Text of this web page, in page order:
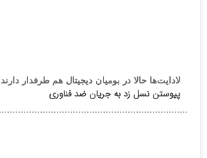
لادایت‌ها حالا در بومیان دیجیتال هم طرفدار دارند
پیوستن نسل زد به جریان ضد فناوری